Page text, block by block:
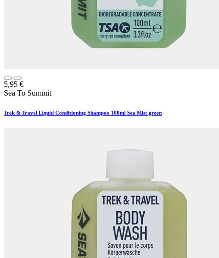
5,95 €
Sea To Summit
Trek & Travel Liquid Conditioning Shampoo 100ml Sea Mist green